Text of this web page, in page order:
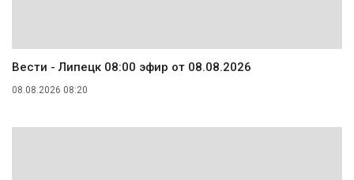
Вести - Липецк 08:00 эфир от 08.08.2026
08.08.2026 08:20